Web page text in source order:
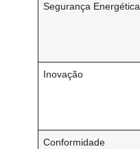
Segurança Energética
Inovação
Conformidade